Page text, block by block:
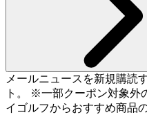
メールニュースを新規購読
ト。 ※一部クーポン対象外
イゴルフからおすすめ商品